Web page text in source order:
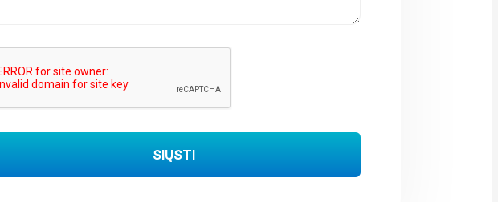
SIŲSTI